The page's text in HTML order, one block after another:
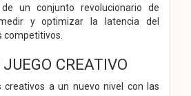
un conjunto revolucionario de
y optimizar la latencia del
competitivos.
CREATIVO
creativos a un nuevo nivel con las